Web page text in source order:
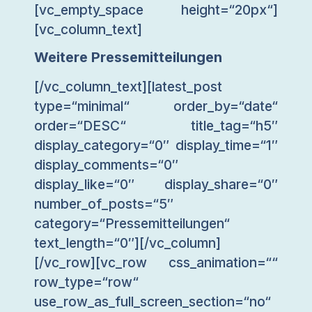
[vc_empty_space height=“20px“]
[vc_column_text]
Weitere Pressemitteilungen
[/vc_column_text][latest_post
type=“minimal“ order_by=“date“
order=“DESC“ title_tag=“h5″
display_category=“0″ display_time=“1″
display_comments=“0″
display_like=“0″ display_share=“0″
number_of_posts=“5″
category=“Pressemitteilungen“
text_length=“0″][/vc_column]
[/vc_row][vc_row css_animation=““
row_type=“row“
use_row_as_full_screen_section=“no“